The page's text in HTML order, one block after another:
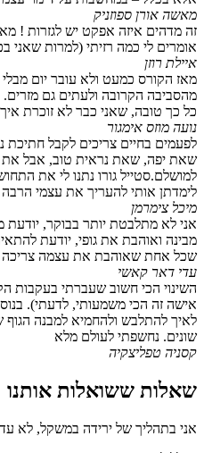
מאשה אורן ספוזניק
זה מדהים איזה אפקט יש לגזרות !
אומרים לי כמה רזיתי (למרות שאני
איילת רוזן
מאז הקורס כמעט ולא עובר יום
מהסביבה הקרובה ולעתים גם
כל כך טובה, שאני כבר לא זוכרת
נועה מוזס אימגור
לפעמים בחיים צריכים לקבל חתיכת
שאת יפה, שאת נראית טוב, אבל את
למושלם.סטייל גורו נתנו לי את
לימדתן אותי להעריך את עצמי
מיכל צימרמן
אני לא מתלבטת יותר בבוקר, יודעת
מבינה ואוהבת את גופי, יודעת
שכל אחת שאוהבת את עצמה צריכה
עדי דאר קאשי
השינוי הכי חשוב שעברתי בעקבות
אישה זה הכי משמעותי, לדעתי).
לאיך להתלבש ולהחמיא למבנה הגוף
שונים. נחשפתי לעולם מלא
קסניה טפליצקיה
שאלות ששואלות אותנו
אני בתהליך של ירידה במשקל, לא